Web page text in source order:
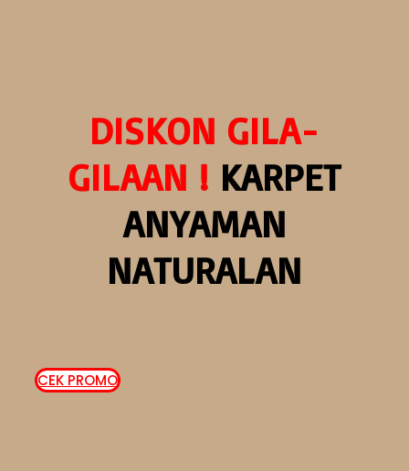
DISKON GILA-
GILAAN ! KARPET
ANYAMAN
NATURALAN
CEK PROMO